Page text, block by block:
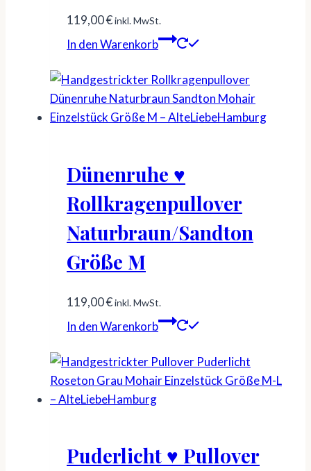
119,00€inkl. MwSt.
In den Warenkorb
Dünenruhe ♥
Rollkragenpullover
Naturbraun/Sandton
Größe M
119,00€inkl. MwSt.
In den Warenkorb
Puderlicht ♥ Pullover